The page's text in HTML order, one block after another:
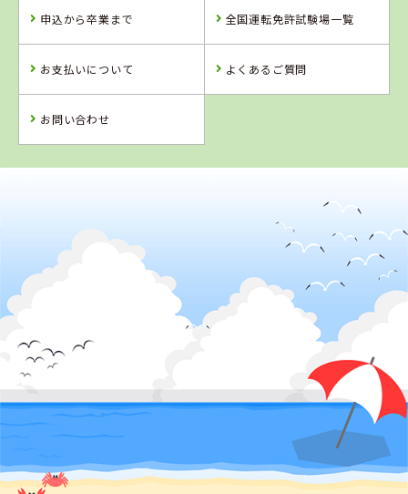
詳 細 予 約
詳 細 予 約
校
詳 細
予 約
詳 細
申込から卒業まで 全国運転免許試験場一覧
お支払いについて よくあるご質問
お問い合わせ